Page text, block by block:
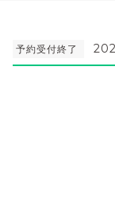
予約受付終了